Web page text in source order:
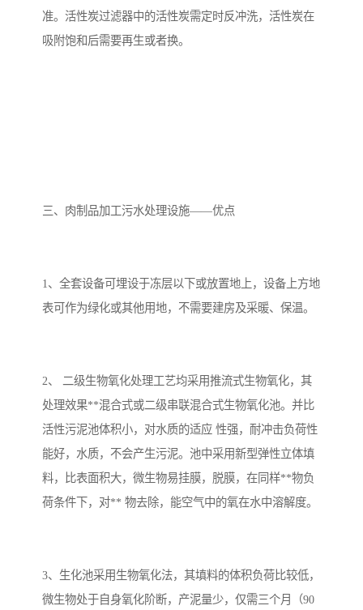
准。活性炭过滤器中的活性炭需定时反冲洗，活性炭在
吸附饱和后需要再生或者换。
三、肉制品加工污水处理设施——优点
1、全套设备可埋设于冻层以下或放置地上，设备上方地
表可作为绿化或其他用地，不需要建房及采暖、保温。
2、 二级生物氧化处理工艺均采用推流式生物氧化，其
处理效果**混合式或二级串联混合式生物氧化池。并比
活性污泥池体积小，对水质的适应 性强，耐冲击负荷性
能好，水质，不会产生污泥。池中采用新型弹性立体填
料，比表面积大，微生物易挂膜，脱膜，在同样**物负
荷条件下，对** 物去除，能空气中的氧在水中溶解度。
3、生化池采用生物氧化法，其填料的体积负荷比较低，
微生物处于自身氧化阶断，产泥量少，仅需三个月（90